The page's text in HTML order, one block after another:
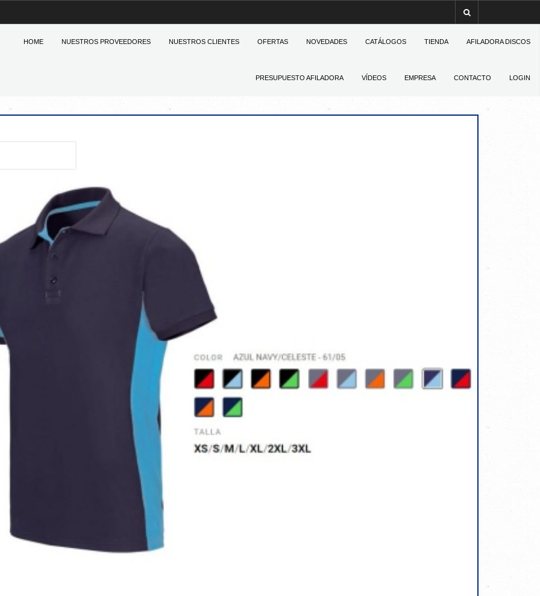
HOME NUESTROS PROVEEDORES NUESTROS CLIENTES OFERTAS NOVEDADES CATÁLOGOS TIENDA AFILADORA DISCOS
PRESUPUESTO AFILADORA VÍDEOS EMPRESA CONTACTO LOGIN